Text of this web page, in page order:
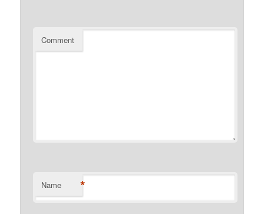
Comment
Name *